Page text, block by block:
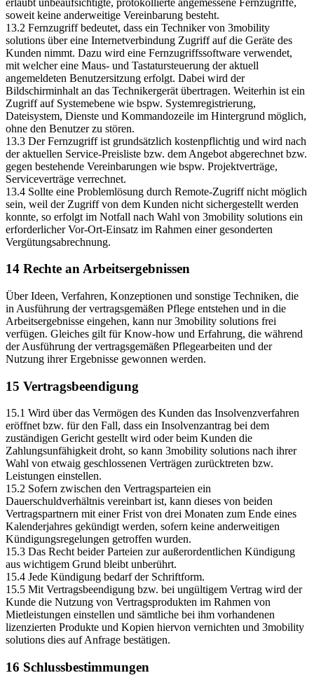
soweit keine anderweitige Vereinbarung besteht.
13.2 Fernzugriff bedeutet, dass ein Techniker von 3mobility
solutions über eine Internetverbindung Zugriff auf die Geräte des
Kunden nimmt. Dazu wird eine Fernzugriffssoftware verwendet,
mit welcher eine Maus- und Tastatursteuerung der aktuell
angemeldeten Benutzersitzung erfolgt. Dabei wird der
Bildschirminhalt an das Technikergerät übertragen. Weiterhin ist ein
Zugriff auf Systemebene wie bspw. Systemregistrierung,
Dateisystem, Dienste und Kommandozeile im Hintergrund möglich,
ohne den Benutzer zu stören.
13.3 Der Fernzugriff ist grundsätzlich kostenpflichtig und wird nach
der aktuellen Service-Preisliste bzw. dem Angebot abgerechnet bzw.
gegen bestehende Vereinbarungen wie bspw. Projektverträge,
Serviceverträge verrechnet.
13.4 Sollte eine Problemlösung durch Remote-Zugriff nicht möglich
sein, weil der Zugriff von dem Kunden nicht sichergestellt werden
konnte, so erfolgt im Notfall nach Wahl von 3mobility solutions ein
erforderlicher Vor-Ort-Einsatz im Rahmen einer gesonderten
Vergütungsabrechnung.
14 Rechte an Arbeitsergebnissen
Über Ideen, Verfahren, Konzeptionen und sonstige Techniken, die
in Ausführung der vertragsgemäßen Pflege entstehen und in die
Arbeitsergebnisse eingehen, kann nur 3mobility solutions frei
verfügen. Gleiches gilt für Know-how und Erfahrung, die während
der Ausführung der vertragsgemäßen Pflegearbeiten und der
Nutzung ihrer Ergebnisse gewonnen werden.
15 Vertragsbeendigung
15.1 Wird über das Vermögen des Kunden das Insolvenzverfahren
eröffnet bzw. für den Fall, dass ein Insolvenzantrag bei dem
zuständigen Gericht gestellt wird oder beim Kunden die
Zahlungsunfähigkeit droht, so kann 3mobility solutions nach ihrer
Wahl von etwaig geschlossenen Verträgen zurücktreten bzw.
Leistungen einstellen.
15.2 Sofern zwischen den Vertragsparteien ein
Dauerschuldverhältnis vereinbart ist, kann dieses von beiden
Vertragspartnern mit einer Frist von drei Monaten zum Ende eines
Kalenderjahres gekündigt werden, sofern keine anderweitigen
Kündigungsregelungen getroffen wurden.
15.3 Das Recht beider Parteien zur außerordentlichen Kündigung
aus wichtigem Grund bleibt unberührt.
15.4 Jede Kündigung bedarf der Schriftform.
15.5 Mit Vertragsbeendigung bzw. bei ungültigem Vertrag wird der
Kunde die Nutzung von Vertragsprodukten im Rahmen von
Mietleistungen einstellen und sämtliche bei ihm vorhandenen
lizenzierten Produkte und Kopien hiervon vernichten und 3mobility
solutions dies auf Anfrage bestätigen.
16 Schlussbestimmungen